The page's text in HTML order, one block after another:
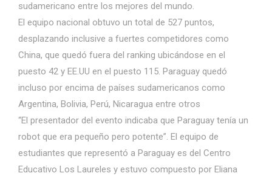
sudamericano entre los mejores del mundo.
El equipo nacional obtuvo un total de 527 puntos,
desplazando inclusive a fuertes competidores como
China, que quedó fuera del ranking ubicándose en el
puesto 42 y EE.UU en el puesto 115. Paraguay quedó
incluso por encima de países sudamericanos como
Argentina, Bolivia, Perú, Nicaragua entre otros
“El presentador del evento indicaba que Paraguay tenía un
robot que era pequeño pero potente”. El equipo de
estudiantes que representó a Paraguay es del Centro
Educativo Los Laureles y estuvo compuesto por Eliana